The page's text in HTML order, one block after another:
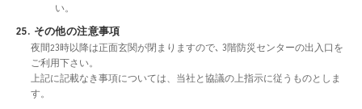
い。
25. その他の注意事項
夜間23時以降は正面玄関が閉まりますので､ 3階防災センターの出入口を
ご利用下さい。
上記に記載なき事項については、当社と協議の上指示に従うものとしま
す。